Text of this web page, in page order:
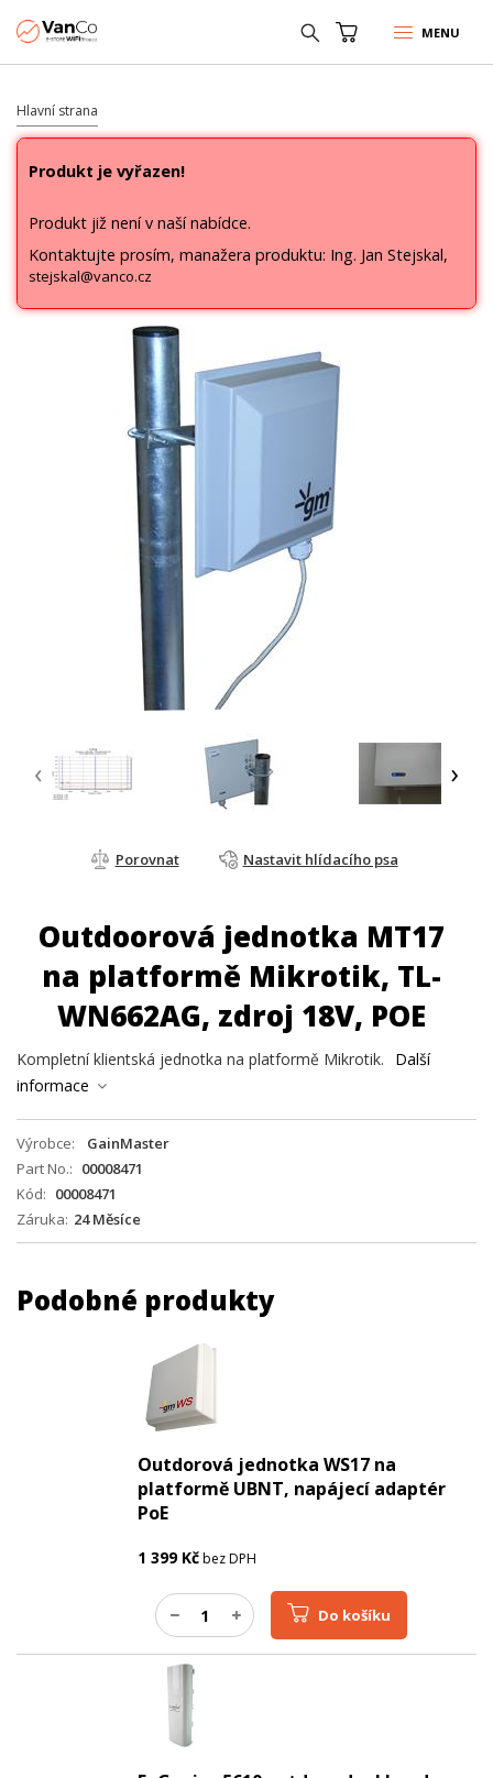
MENU
Hlavní strana
Produkt je vyřazen!
Produkt již není v naší nabídce.
Kontaktujte prosím, manažera produktu: Ing. Jan Stejskal,
stejskal@vanco.cz
‹ ›
Porovnat Nastavit hlídacího psa
Outdoorová jednotka MT17
na platformě Mikrotik, TL-
WN662AG, zdroj 18V, POE
Kompletní klientská jednotka na platformě Mikrotik.
Další
informace
Výrobce
GainMaster
Part No.
00008471
Kód
00008471
Záruka 24 Měsíce
Podobné produkty
Outdorová jednotka WS17 na
platformě UBNT, napájecí adaptér
PoE
1 399Kčbez DPH
Do košíku